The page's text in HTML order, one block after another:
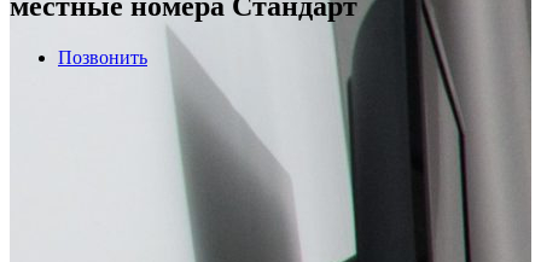
Позвонить